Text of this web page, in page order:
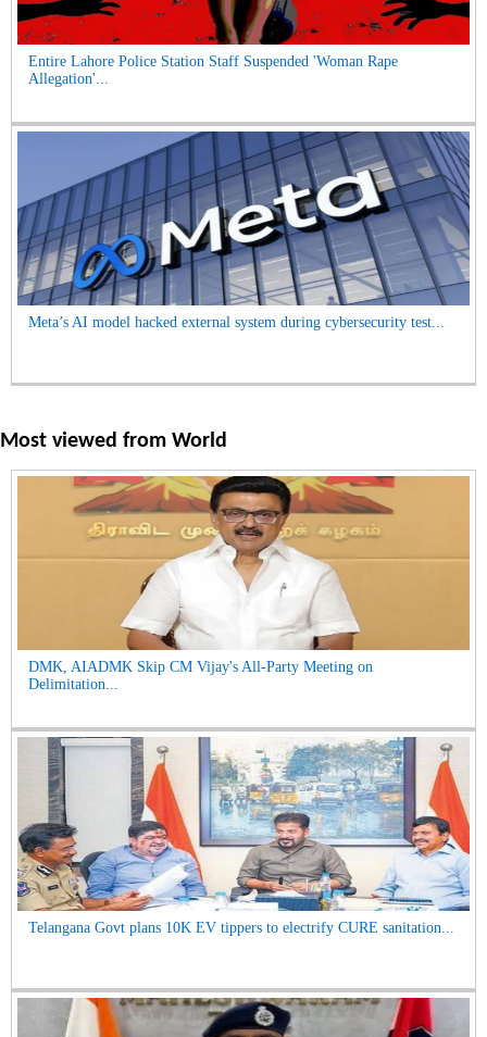
Entire Lahore Police Station Staff Suspended 'Woman Rape
Allegation'...
Meta’s AI model hacked external system during cybersecurity test...
Most viewed from World
DMK, AIADMK Skip CM Vijay's All-Party Meeting on
Delimitation...
Telangana Govt plans 10K EV tippers to electrify CURE sanitation...